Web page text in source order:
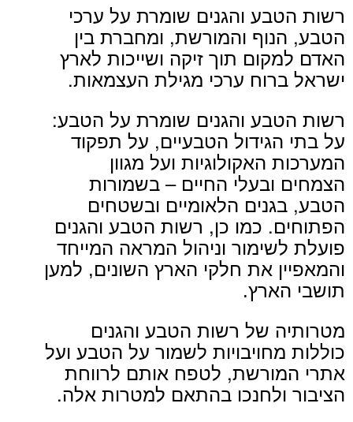
רשות הטבע והגנים שומרת על ערכי
הטבע, הנוף והמורשת, ומחברת בין
האדם למקום תוך זיקה ושייכות לארץ
ישראל ברוח ערכי מגילת העצמאות.
רשות הטבע והגנים שומרת על הטבע:
על בתי הגידול הטבעיים, על תפקוד
המערכות האקולוגיות ועל מגוון
הצמחים ובעלי החיים – בשמורות
הטבע, בגנים הלאומיים ובשטחים
הפתוחים. כמו כן, רשות הטבע והגנים
פועלת לשימור וניהול המראה המייחד
והמאפיין את חלקי הארץ השונים, למען
תושבי הארץ.
מטרותיה של רשות הטבע והגנים
כוללות מחויבויות לשמור על הטבע ועל
אתרי המורשת, לטפח אותם לרווחת
הציבור ולחנכו בהתאם למטרות אלה.